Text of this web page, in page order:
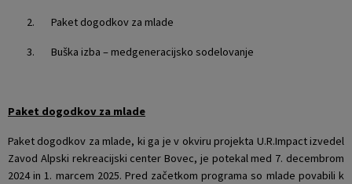
2. Paket dogodkov za mlade
3. Buška izba – medgeneracijsko sodelovanje
Paket dogodkov za mlade
Paket dogodkov za mlade, ki ga je v okviru projekta U.R.Impact izvedel
Zavod Alpski rekreacijski center Bovec, je potekal med 7. decembrom
2024 in 1. marcem 2025. Pred začetkom programa so mlade povabili k